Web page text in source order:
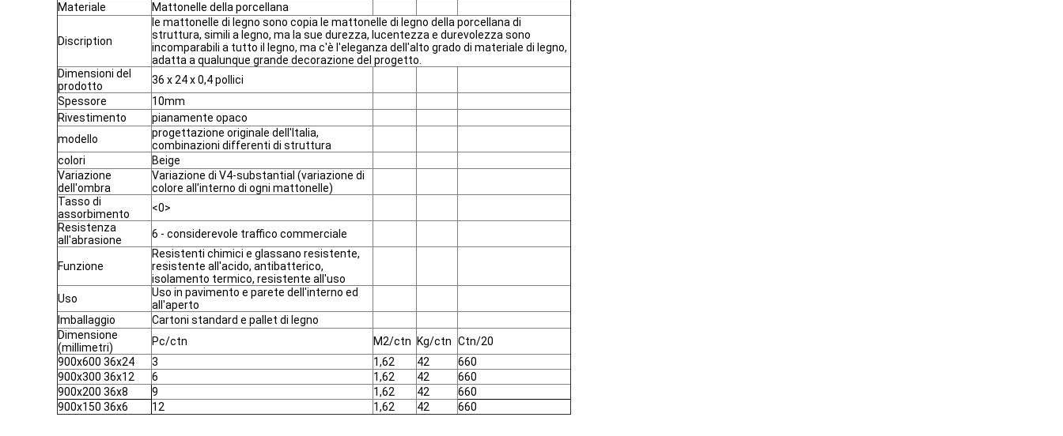
Materiale Mattonelle della porcellana
Discription
le mattonelle di legno sono copia le mattonelle di legno della porcellana di
struttura, simili a legno, ma la sue durezza, lucentezza e durevolezza sono
incomparabili a tutto il legno, ma c'è l'eleganza dell'alto grado di materiale di legno,
adatta a qualunque grande decorazione del progetto.
Dimensioni del
prodotto
36 x 24 x 0,4 pollici
Spessore
10mm
Rivestimento
pianamente opaco
modello
progettazione originale dell'Italia,
combinazioni differenti di struttura
colori
Beige
Variazione
dell'ombra
Variazione di V4-substantial (variazione di
colore all'interno di ogni mattonelle)
Tasso di
assorbimento
<0>
Resistenza
all'abrasione
6 - considerevole traffico commerciale
Funzione
Resistenti chimici e glassano resistente,
resistente all'acido, antibatterico,
isolamento termico, resistente all'uso
Uso
Uso in pavimento e parete dell'interno ed
all'aperto
Imballaggio
Cartoni standard e pallet di legno
Dimensione
(millimetri)
Pc/ctn M2/ctn Kg/ctn Ctn/20
900x600 36x24
3 1,62 42
660
900x300 36x12
6 1,62 42
660
900x200 36x8
9 1,62 42
660
900x150 36x6
12 1,62 42 660